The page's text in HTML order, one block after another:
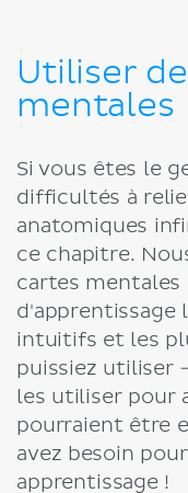
Utiliser
mentales
Si vous êtes le
difficultés à
anatomiques
ce chapitre.
cartes
d'apprentissage
intuitifs et les
puissiez utiliser
les utiliser pour
pourraient être
avez besoin
apprentissage !